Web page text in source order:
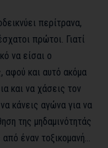
περίτρανα,
πρώτοι. Γιατί
να είσαι ο
αφού και αυτό ακόμα
και να χάσεις τον
κάνεις αγώνα για να
της μηδαμινότητάς
έναν τοξικομανή…